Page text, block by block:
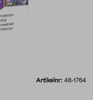
Artikelnr: 46-1764